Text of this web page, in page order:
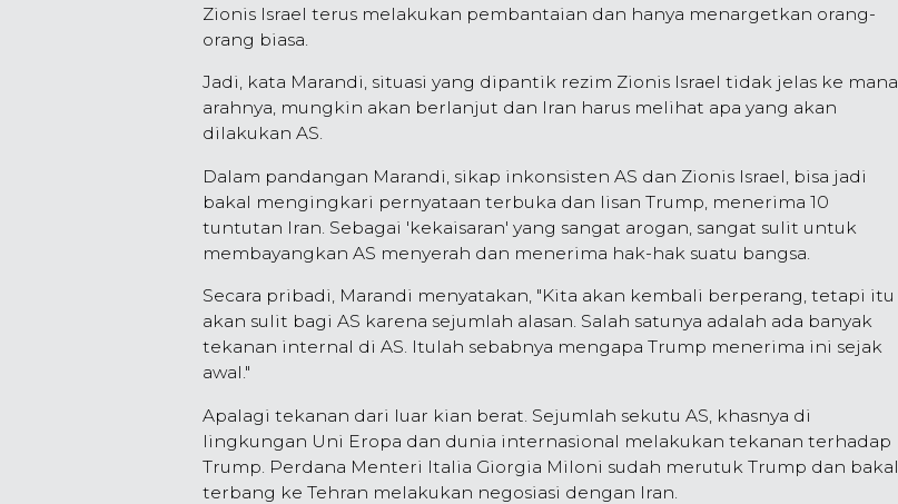
Zionis Israel terus melakukan pembantaian dan hanya menargetkan orang-
orang biasa.
Jadi, kata Marandi, situasi yang dipantik rezim Zionis Israel tidak jelas ke mana
arahnya, mungkin akan berlanjut dan Iran harus melihat apa yang akan
dilakukan AS.
Dalam pandangan Marandi, sikap inkonsisten AS dan Zionis Israel, bisa jadi
bakal mengingkari pernyataan terbuka dan lisan Trump, menerima 10
tuntutan Iran. Sebagai 'kekaisaran' yang sangat arogan, sangat sulit untuk
membayangkan AS menyerah dan menerima hak-hak suatu bangsa.
Secara pribadi, Marandi menyatakan, "Kita akan kembali berperang, tetapi itu
akan sulit bagi AS karena sejumlah alasan. Salah satunya adalah ada banyak
tekanan internal di AS. Itulah sebabnya mengapa Trump menerima ini sejak
awal."
Apalagi tekanan dari luar kian berat. Sejumlah sekutu AS, khasnya di
lingkungan Uni Eropa dan dunia internasional melakukan tekanan terhadap
Trump. Perdana Menteri Italia Giorgia Miloni sudah merutuk Trump dan bakal
terbang ke Tehran melakukan negosiasi dengan Iran.